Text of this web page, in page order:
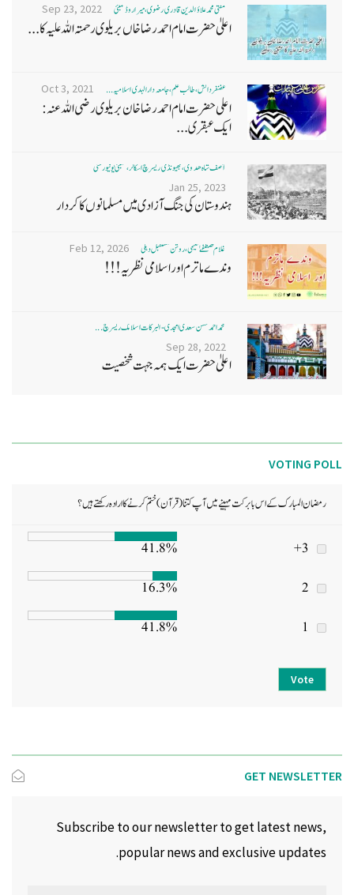
مفتی محمد علاؤ الدین قادری رضوی ، میرا روڈ ممبئی Sep 23, 2022
اعلیٰ حضرت امام احمد رضا خاں بر یلو ی رحمتہ اللہ علیہ کا...
غضنفر دانش، طالب علم، جامعہ دارالہدی اسلامیہ ... Oct 3, 2021
اعلی حضرت امام احمد رضا خان بریلوی رضی اللہ عنہ:
ایک عبقری...
آصف شاہ ھدوی، بھیونڈی ریسرچ اسکالر، ممبئی یونیورسٹی
Jan 25, 2023
ہندوستان کی جنگ آزادی میں مسلمانوں کا کردار
غلام مصطفےٰ نعیمی، روشن مستقبل دہلی Feb 12, 2026
وندے ماترم اور اسلامی نظریہ!!!
محمد احمد حسن سعدی امجدی - البرکات اسلامک ریسرچ ...
Sep 28, 2022
اعلیٰ حضرت ایک ہمہ جہت شخصیت
VOTING POLL
رمضان المبارک کے اس بابرکت مہینے میں آپ کتنا (قرآن) ختم کرنے کا ارادہ رکھتے ہیں؟
3+
41.8%
2
16.3%
1
41.8%
Vote
GET NEWSLETTER
Subscribe to our newsletter to get latest news,
popular news and exclusive updates.